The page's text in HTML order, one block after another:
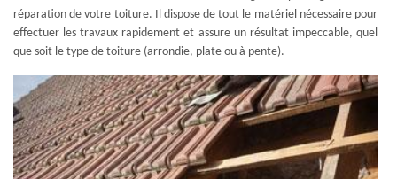
réparation de votre toiture. Il dispose de tout le matériel nécessaire pour
effectuer les travaux rapidement et assure un résultat impeccable, quel
que soit le type de toiture (arrondie, plate ou à pente).